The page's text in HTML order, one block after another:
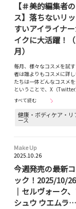
【＃美的編集者
ス】落ちないリ
すいアイライナ
イクに大活躍！
月）
毎月、様々なコスメを試
者は誰よりもコスメに詳
たちは一体どんなコスメ
ということで、X（
すべて読む
健康・ボディケア・リ
ース
Make Up
2025.10.26
今週発売の最新
ック！2025/10/
｜セルヴォーク、
シュウ ウエムラ…